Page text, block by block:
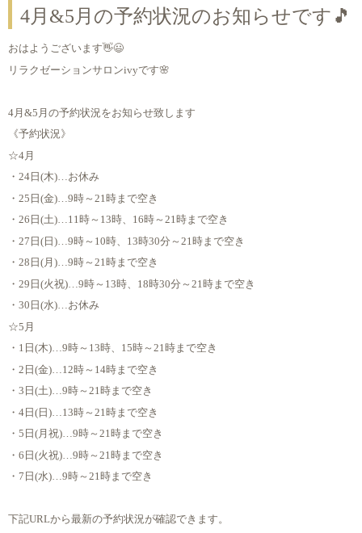
4月&5月の予約状況のお知らせです🎵
おはようございます👋😃
リラクゼーションサロンivyです🌸
4月&5月の予約状況をお知らせ致します
《予約状況》
☆4月
・24日(木)…お休み
・25日(金)…9時～21時まで空き
・26日(土)…11時～13時、16時～21時まで空き
・27日(日)…9時～10時、13時30分～21時まで空き
・28日(月)…9時～21時まで空き
・29日(火祝)…9時～13時、18時30分～21時まで空き
・30日(水)…お休み
☆5月
・1日(木)…9時～13時、15時～21時まで空き
・2日(金)…12時～14時まで空き
・3日(土)…9時～21時まで空き
・4日(日)…13時～21時まで空き
・5日(月祝)…9時～21時まで空き
・6日(火祝)…9時～21時まで空き
・7日(水)…9時～21時まで空き
下記URLから最新の予約状況が確認できます。